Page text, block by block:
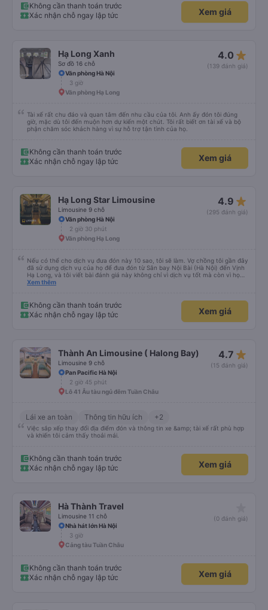
trong chuyến đi tỉnh dậy sương sương khoảng 2-3 lần nhưng vẫn ngủ ngon
(may béo nên dễ ngủ tỉnh là ngủ típ ). Nhà xe nên mắc cái rèm hay màn
nhựa ngăn cách khách với lái xe, ổm cho 2 bên. Nói chung mình rất có thiện
Không cần thanh toán trước
Xác nhận chỗ ngay lập tức
Xem giá
Hạ Long Xanh
Sơ đồ 16 chỗ
4.0 star_rate
(139 đánh giá)
Văn phòng Hà Nội
3 giờ
Văn phòng Hạ Long
Tài xế rất chu đáo và quan tâm đến nhu cầu của tôi. Anh ấy đón tôi đúng
giờ, mặc dù tôi đến muộn hơn dự kiến ​​một chút. Tôi rất biết ơn tài xế và bộ
phận chăm sóc khách hàng vì sự hỗ trợ tận tình của họ.
Không cần thanh toán trước
Xác nhận chỗ ngay lập tức
Xem giá
Hạ Long Star Limousine
Limousine 9 chỗ
4.9 star_rate
(295 đánh giá)
Văn phòng Hà Nội
2 giờ 30 phút
Văn phòng Hạ Long
Nếu có thể cho dịch vụ đưa đón này 10 sao, tôi sẽ làm. Vợ chồng tôi gần đây
đã sử dụng dịch vụ của họ để đưa đón từ Sân bay Nội Bài (Hà Nội) đến Vịnh
Hạ Long, và tôi viết bài đánh giá này không chỉ vì dịch vụ tốt mà còn vì họ
thực sự là những anh hùng. Chuyến bay của chúng tôi bị hoãn nghiêm trọng,
sẽ lỡ chuyến xe đã đặt trước, có khả năng gây nguy hiểm cho toàn bộ
chuyến du ngoạn Vịnh Hạ Long của chúng tôi vào ngày hôm sau. Thật ngạc
nhiên, tài xế vẫn ở đó, kiên nhẫn chờ đợi chúng tôi. Anh ấy bình tĩnh giúp
tuyệt vời và sự thấu hiểu. Họ đã nỗ lực hết mình (theo đúng nghĩa đen!) để
đảm bảo kỳ nghỉ của chúng tôi không bị hủy hoại. Rất, rất đáng để giới thiệu!
Xem thêm
Không cần thanh toán trước
Xác nhận chỗ ngay lập tức
Xem giá
Thành An Limousine ( Halong Bay)
Limousine 9 chỗ
4.7 star_rate
(15 đánh giá)
Pan Pacific Hà Nội
2 giờ 45 phút
Lô 41 Âu tàu ngủ đêm Tuần Châu
Lái xe an toàn Thông tin hữu ích +2
Việc sắp xếp thay đổi địa điểm đón và thông tin xe &amp; tài xế rất phù hợp
và khiến tôi cảm thấy thoải mái.
Không cần thanh toán trước
Xác nhận chỗ ngay lập tức
Xem giá
Hà Thành Travel
Limousine 11 chỗ
(0 đánh giá)
Nhà hát lớn Hà Nội
3 giờ
Cảng tàu Tuần Châu
Không cần thanh toán trước
Xác nhận chỗ ngay lập tức
Xem giá